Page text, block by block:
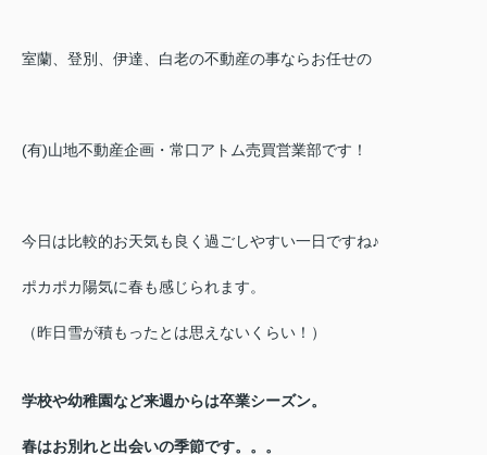
室蘭、登別、伊達、白老の不動産の事ならお任せの
(有)山地不動産企画・常口アトム売買営業部です！
今日は比較的お天気も良く過ごしやすい一日ですね♪
ポカポカ陽気に春も感じられます。
（昨日雪が積もったとは思えないくらい！）
学校や幼稚園など来週からは卒業シーズン。
春はお別れと出会いの季節です。。。